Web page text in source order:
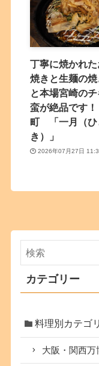
丁寧に焼かれ
焼きと生麺の
と本場宮崎の
蛮が絶品です
町 「一月（ひ
き）」
2026年07月27日
カテゴリー
料理別カテゴ
大阪・関西万